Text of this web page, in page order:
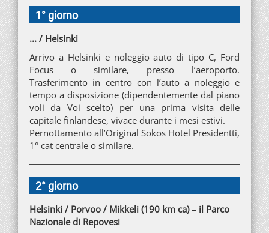
1° giorno
... / Helsinki
Arrivo a Helsinki e noleggio auto di tipo C, Ford
Focus o similare, presso l’aeroporto.
Trasferimento in centro con l’auto a noleggio e
tempo a disposizione (dipendentemente dal piano
voli da Voi scelto) per una prima visita delle
capitale finlandese, vivace durante i mesi estivi.
Pernottamento all’Original Sokos Hotel Presidentti,
1° cat centrale o similare.
2° giorno
Helsinki / Porvoo / Mikkeli (190 km ca) – il Parco
Nazionale di Repovesi